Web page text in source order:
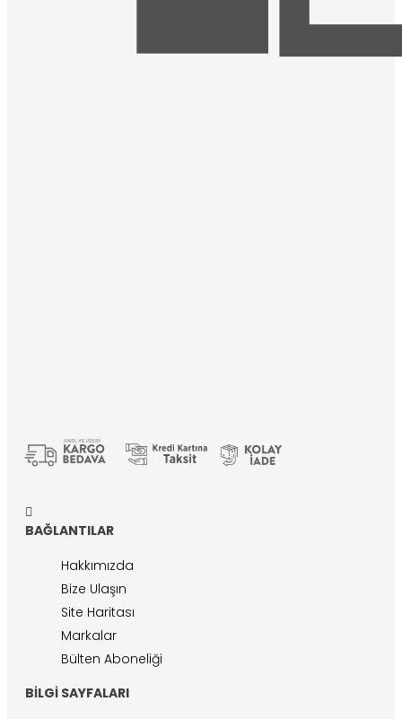
BAĞLANTILAR
Hakkımızda
Bize Ulaşın
Site Haritası
Markalar
Bülten Aboneliği
BILGI SAYFALARI